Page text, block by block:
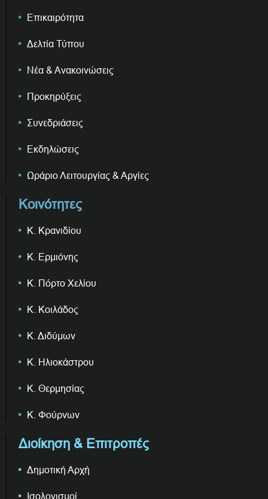
Επικαιρότητα
Δελτία Τύπου
Νέα & Ανακοινώσεις
Προκηρύξεις
Συνεδριάσεις
Εκδηλώσεις
Ωράριο Λειτουργίας & Αργίες
Κοινότητες
Κ. Κρανιδίου
Κ. Ερμιόνης
Κ. Πόρτο Χελίου
Κ. Κοιλάδος
Κ. Διδύμων
Κ. Ηλιοκάστρου
Κ. Θερμησίας
Κ. Φούρνων
Διοίκηση & Επιτροπές
Δημοτική Αρχή
Ισολογισμοί